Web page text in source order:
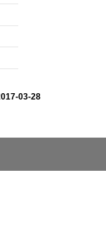
03-28